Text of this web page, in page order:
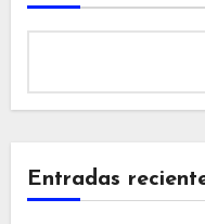
Entradas